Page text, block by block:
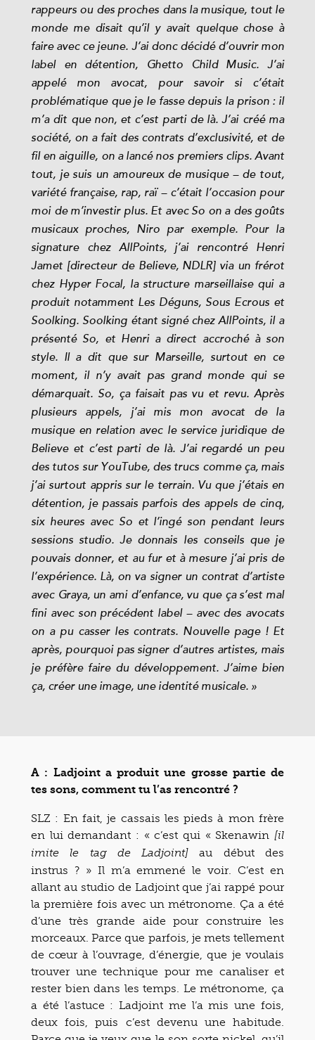
rappeurs ou des proches dans la musique, tout le
monde me disait qu’il y avait quelque chose à
faire avec ce jeune. J’ai donc décidé d’ouvrir mon
label en détention, Ghetto Child Music. J’ai
appelé mon avocat, pour savoir si c’était
problématique que je le fasse depuis la prison : il
m’a dit que non, et c’est parti de là. J’ai créé ma
société, on a fait des contrats d’exclusivité, et de
fil en aiguille, on a lancé nos premiers clips. Avant
tout, je suis un amoureux de musique – de tout,
variété française, rap, raï – c’était l’occasion pour
moi de m’investir plus. Et avec So on a des goûts
musicaux proches, Niro par exemple. Pour la
signature chez AllPoints, j’ai rencontré Henri
Jamet [directeur de Believe, NDLR] via un frérot
chez Hyper Focal, la structure marseillaise qui a
produit notamment Les Déguns, Sous Ecrous et
Soolking. Soolking étant signé chez AllPoints, il a
présenté So, et Henri a direct accroché à son
style. Il a dit que sur Marseille, surtout en ce
moment, il n’y avait pas grand monde qui se
démarquait. So, ça faisait pas vu et revu. Après
plusieurs appels, j’ai mis mon avocat de la
musique en relation avec le service juridique de
Believe et c’est parti de là. J’ai regardé un peu
des tutos sur YouTube, des trucs comme ça, mais
j’ai surtout appris sur le terrain. Vu que j’étais en
détention, je passais parfois des appels de cinq,
six heures avec So et l’ingé son pendant leurs
sessions studio. Je donnais les conseils que je
pouvais donner, et au fur et à mesure j’ai pris de
l’expérience. Là, on va signer un contrat d’artiste
avec Graya, un ami d’enfance, vu que ça s’est mal
fini avec son précédent label – avec des avocats
on a pu casser les contrats. Nouvelle page ! Et
après, pourquoi pas signer d’autres artistes, mais
je préfère faire du développement. J’aime bien
ça, créer une image, une identité musicale. »
A : Ladjoint a produit une grosse partie de
tes sons, comment tu l’as rencontré ?
SLZ : En fait, je cassais les pieds à mon frère
en lui demandant : « c’est qui « Skenawin [il
imite le tag de Ladjoint]
au début des
instrus ? » Il m’a emmené le voir. C’est en
allant au studio de Ladjoint que j’ai rappé pour
la première fois avec un métronome. Ça a été
d’une très grande aide pour construire les
morceaux. Parce que parfois, je mets tellement
de cœur à l’ouvrage, d’énergie, que je voulais
trouver une technique pour me canaliser et
rester bien dans les temps. Le métronome, ça
a été l’astuce : Ladjoint me l’a mis une fois,
deux fois, puis c’est devenu une habitude.